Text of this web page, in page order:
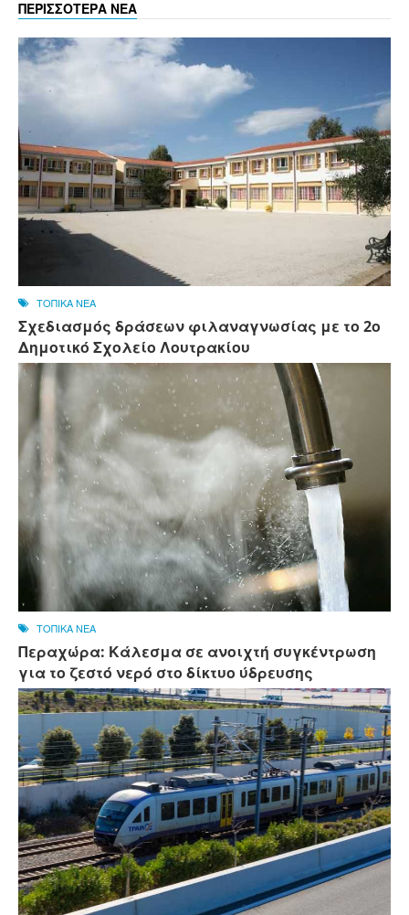
ΠΕΡΙΣΣΟΤΕΡΑ ΝΕΑ
ΤΟΠΙΚΑ ΝΕΑ
Σχεδιασμός δράσεων φιλαναγνωσίας με το 2ο
Δημοτικό Σχολείο Λουτρακίου
ΤΟΠΙΚΑ ΝΕΑ
Περαχώρα: Κάλεσμα σε ανοιχτή συγκέντρωση
για το ζεστό νερό στο δίκτυο ύδρευσης